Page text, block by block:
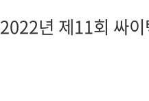
2022년 제11회 싸